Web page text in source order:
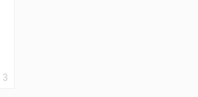
3